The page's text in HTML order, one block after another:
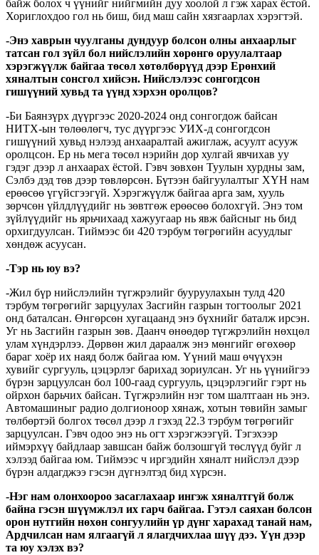
байж болох ч үүнийг нийгмийн дуу хоолой л гэж харах ёстой.
Хориглохдоо гол нь биш, бид маш сайн хязгаарлах хэрэгтэй.
-Энэ хаврын чуулганы дундуур болсон олны анхаарлыг
татсан гол зүйл бол нийслэлийн хөрөнгө оруулалтаар
хэрэгжүүлж байгаа төсөл хөтөлбөрүүд дээр Ерөнхий
хяналтын сонсгол хийсэн. Нийслэлээс сонгогдсон
гишүүний хувьд та үүнд хэрхэн оролцов?
-Би Баянзүрх дүүргээс 2020-2024 онд сонгогдож байсан
НИТХ-ын төлөөлөгч, тус дүүргээс УИХ-д сонгогдсон
гишүүний хувьд нэлээд анхааралтай ажиглаж, асуулт асууж
оролцсон. Ер нь мега төсөл нэрийн дор хулгай явчихав уу
гэдэг дээр л анхаарах ёстой. Гэвч зөвхөн Туулын хурдны зам,
Сэлбэ дэд төв дээр төвлөрсөн. Бүтээн байгуулалтыг ХҮН нам
ерөөсөө үгүйсгээгүй. Хэрэгжүүлж байгаа арга зам, хууль
зөрчсөн үйлдлүүдийг нь зөвтгөж ерөөсөө болохгүй. Энэ том
зүйлүүдийг нь ярьчихаад хажуугаар нь явж байсныг нь бид
орхигдуулсан. Тиймээс би 420 тэрбум төгрөгийн асуудлыг
хөндөж асуусан.
-Тэр нь юу вэ?
-Жил бүр нийслэлийн түгжрэлийг бууруулахын тулд 420
тэрбум төгрөгийг зарцуулах Засгийн газрын тогтоолыг 2021
онд баталсан. Өнгөрсөн хугацаанд энэ бүхнийг баталж ирсэн.
Уг нь Засгийн газрын зөв. Даанч өнөөдөр түгжрэлийн нөхцөл
улам хүндэрлээ. Дөрвөн жил дараалж энэ мөнгийг өгөхөөр
бараг хоёр их наяд болж байгаа юм. Үүний маш өчүүхэн
хувийг сургууль, цэцэрлэг барихад зориулсан. Уг нь үүнийгээ
бүрэн зарцуулсан бол 100-гаад сургууль, цэцэрлэгийг гэрт нь
ойрхон барьчих байсан. Түгжрэлийн нэг том шалтгаан нь энэ.
Автомашиныг радио долгионоор хянаж, хотын төвийн замыг
төлбөртэй болгох төсөл дээр л гэхэд 22.3 тэрбум төгрөгийг
зарцуулсан. Гэвч одоо энэ нь огт хэрэгжээгүй. Тэгэхээр
иймэрхүү байдлаар завшсан байж болзошгүй төслүүд буйг л
хэлээд байгаа юм. Тиймээс ч иргэдийн хяналт нийслэл дээр
бүрэн алдагджээ гэсэн дүгнэлтэд бид хүрсэн.
-Нэг нам олонхоороо засаглахаар ингэж хяналтгүй болж
байна гэсэн шүүмжлэл их гарч байгаа. Гэтэл саяхан болсон
орон нутгийн нөхөн сонгуулийн үр дүнг харахад танай нам,
Ардчилсан нам ялгаагүй л ялагдчихлаа шүү дээ. Үүн дээр
та юу хэлэх вэ?